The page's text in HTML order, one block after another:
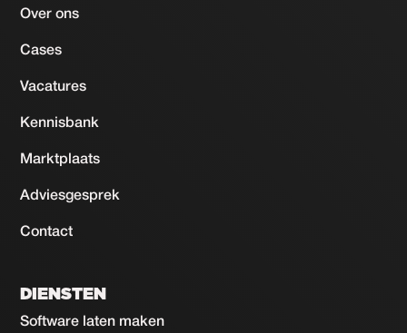
Over ons
Cases
Vacatures
Kennisbank
Marktplaats
Adviesgesprek
Contact
DIENSTEN
Software laten maken